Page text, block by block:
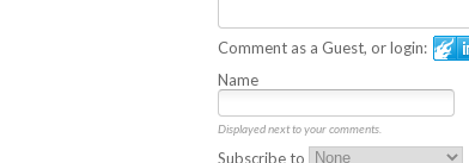
Comment as a Guest, or login:
Name
Displayed next to your comments.
Subscribe to